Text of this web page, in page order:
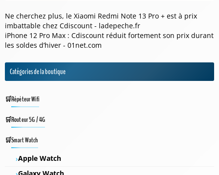
Ne cherchez plus, le Xiaomi Redmi Note 13 Pro + est à prix
imbattable chez Cdiscount - ladepeche.fr
iPhone 12 Pro Max : Cdiscount réduit fortement son prix durant
les soldes d’hiver - 01net.com
Catégories de la boutique
Répéteur Wifi
Routeur 5G / 4G
Smart Watch
Apple Watch